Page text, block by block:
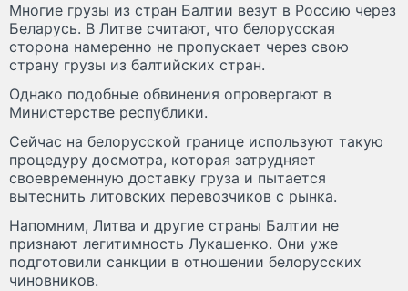
Многие грузы из стран Балтии везут в Россию через
Беларусь. В Литве считают, что белорусская
сторона намеренно не пропускает через свою
страну грузы из балтийских стран.
Однако подобные обвинения опровергают в
Министерстве республики.
Сейчас на белорусской границе используют такую
процедуру досмотра, которая затрудняет
своевременную доставку груза и пытается
вытеснить литовских перевозчиков с рынка.
Напомним, Литва и другие страны Балтии не
признают легитимность Лукашенко. Они уже
подготовили санкции в отношении белорусских
чиновников.